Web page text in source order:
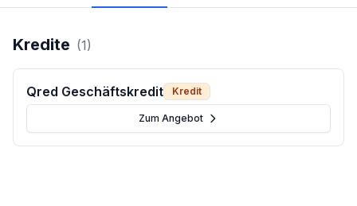
Kredite (1)
Qred Geschäftskredit Kredit
Zum Angebot